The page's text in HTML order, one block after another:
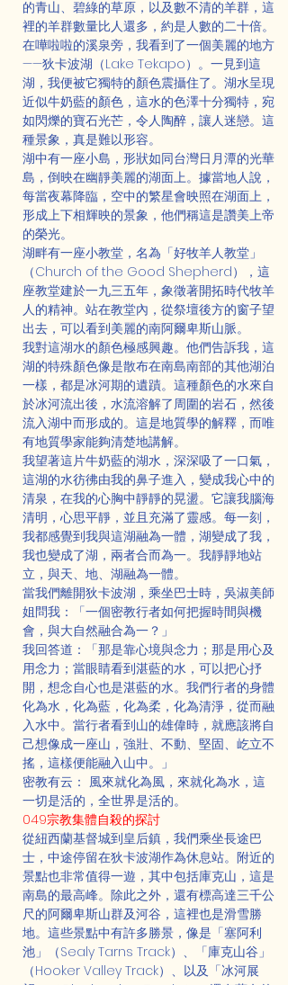
的青山、碧綠的草原，以及數不清的羊群，這
裡的羊群數量比人還多，約是人數的二十倍。
在嘩啦啦的溪泉旁，我看到了一個美麗的地方
——狄卡波湖（Lake Tekapo）。一見到這
湖，我便被它獨特的顏色震攝住了。湖水呈現
近似牛奶藍的顏色，這水的色澤十分獨特，宛
如閃爍的寶石光芒，令人陶醉，讓人迷戀。這
種景象，真是難以形容。
湖中有一座小島，形狀如同台灣日月潭的光華
島，倒映在幽靜美麗的湖面上。據當地人說，
每當夜幕降臨，空中的繁星會映照在湖面上，
形成上下相輝映的景象，他們稱這是讚美上帝
的榮光。
湖畔有一座小教堂，名為「好牧羊人教堂」
（Church of the Good Shepherd），這
座教堂建於一九三五年，象徵著開拓時代牧羊
人的精神。站在教堂內，從祭壇後方的窗子望
出去，可以看到美麗的南阿爾卑斯山脈。
我對這湖水的顏色極感興趣。他們告訴我，這
湖的特殊顏色像是散布在南島南部的其他湖泊
一樣，都是冰河期的遺蹟。這種顏色的水來自
於冰河流出後，水流溶解了周圍的岩石，然後
流入湖中而形成的。這是地質學的解釋，而唯
有地質學家能夠清楚地講解。
我望著這片牛奶藍的湖水，深深吸了一口氣，
這湖的水彷彿由我的鼻子進入，變成我心中的
清泉，在我的心胸中靜靜的晃盪。它讓我腦海
清明，心思平靜，並且充滿了靈感。每一刻，
我都感覺到我與這湖融為一體，湖變成了我，
我也變成了湖，兩者合而為一。我靜靜地站
立，與天、地、湖融為一體。
當我們離開狄卡波湖，乘坐巴士時，吳淑美師
姐問我：「一個密教行者如何把握時間與機
會，與大自然融合為一？」
我回答道：「那是靠心境與念力；那是用心及
用念力；當眼睛看到湛藍的水，可以把心抒
開，想念自心也是湛藍的水。我們行者的身體
化為水，化為藍，化為柔，化為清淨，從而融
入水中。當行者看到山的雄偉時，就應該將自
己想像成一座山，強壯、不動、堅固、屹立不
搖，這樣便能融入山中。」
密教有云： 風來就化為風，來就化為水，這
一切是活的，全世界是活的。
049宗教集體自殺的探討
從紐西蘭基督城到皇后鎮，我們乘坐長途巴
士，中途停留在狄卡波湖作為休息站。附近的
景點也非常值得一遊，其中包括庫克山，這是
南島的最高峰。除此之外，還有標高達三千公
尺的阿爾卑斯山群及河谷，這裡也是滑雪勝
地。這些景點中有許多勝景，像是「塞阿利
池」（Sealy Tarns Track）、「庫克山谷」
（Hooker Valley Track）、以及「冰河展